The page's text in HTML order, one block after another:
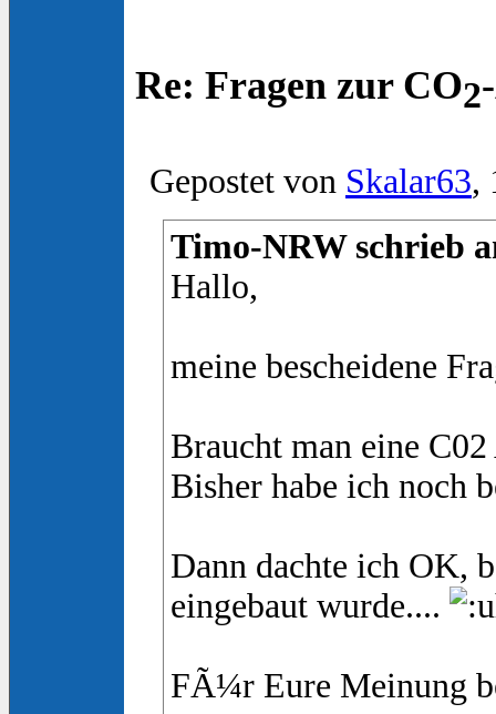
Re: Fragen zur CO2
Gepostet von Skalar63,
Timo-NRW schrieb
Hallo,
meine bescheidene
Braucht man eine
Bisher habe ich noch
Dann dachte ich OK,
eingebaut wurde....
FÃ¼r Eure Meinung